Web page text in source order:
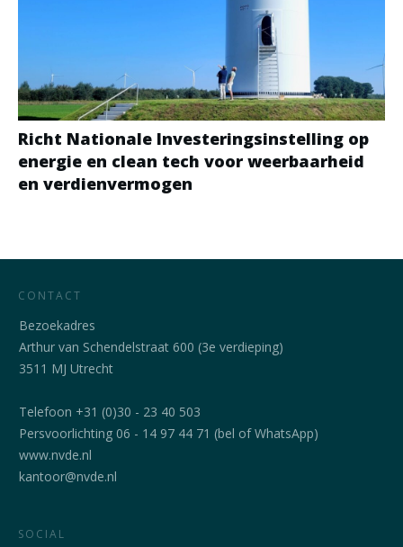
Richt Nationale Investeringsinstelling op
energie en clean tech voor weerbaarheid
en verdienvermogen
CONTACT
Bezoekadres
Arthur van Schendelstraat 600 (3e verdieping)
3511 MJ Utrecht
Telefoon +31 (0)30 - 23 40 503
Persvoorlichting 06 - 14 97 44 71 (bel of WhatsApp)
www.nvde.nl
kantoor@nvde.nl
SOCIAL